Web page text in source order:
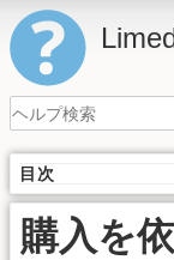
目次
購入を